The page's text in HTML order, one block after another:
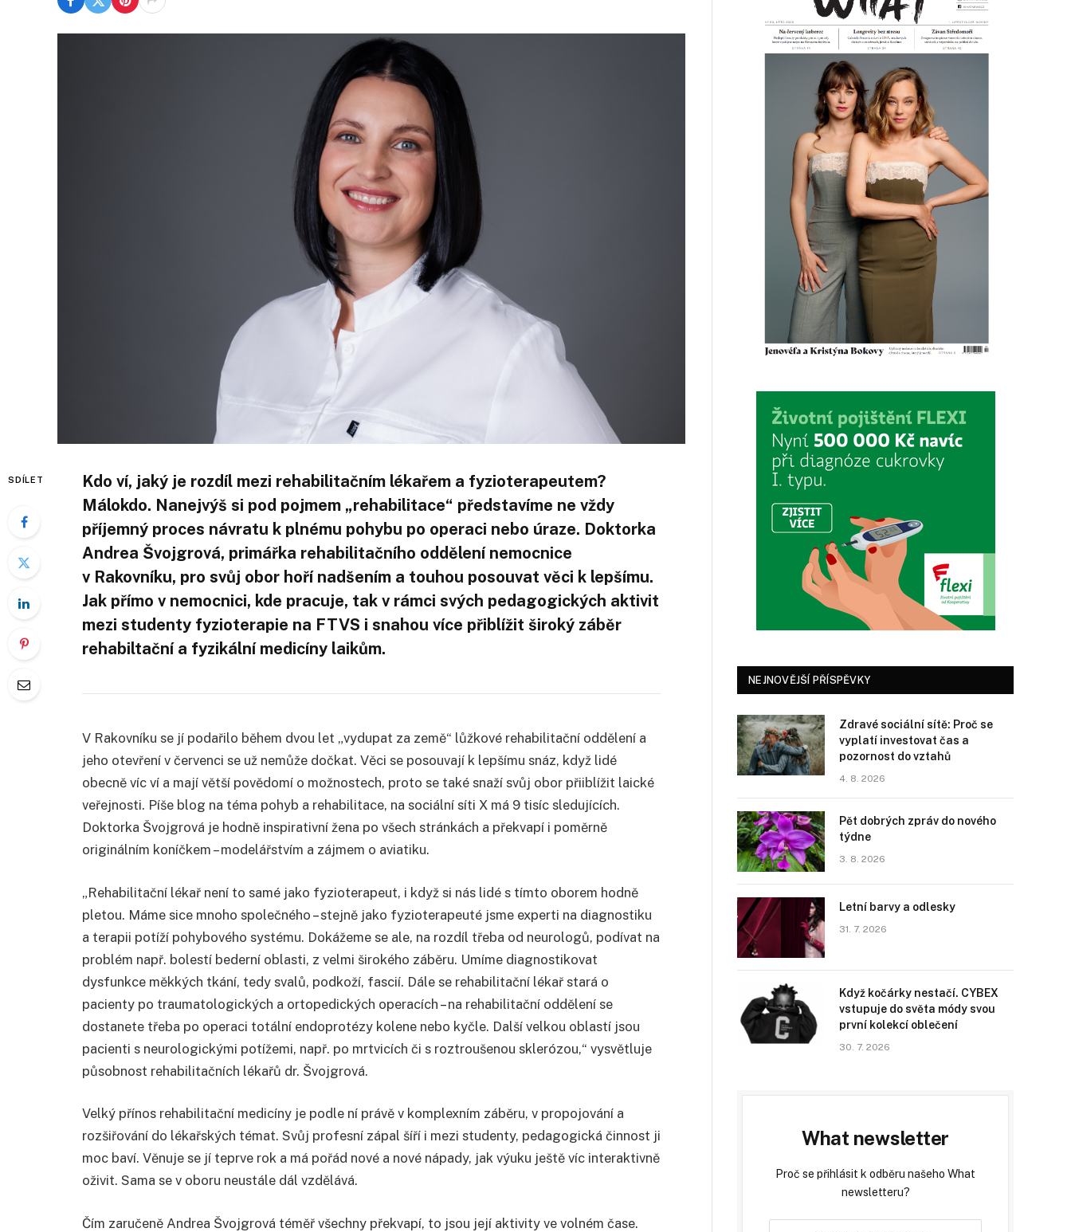
SDÍLET
Kdo ví, jaký je rozdíl mezi rehabilitačním lékařem a fyzioterapeutem?
Málokdo. Nanejvýš si pod pojmem „rehabilitace“ představíme ne vždy
příjemný proces návratu k plnému pohybu po operaci nebo úraze. Doktorka
Andrea Švojgrová, primářka rehabilitačního oddělení nemocnice
v Rakovníku, pro svůj obor hoří nadšením a touhou posouvat věci k lepšímu.
Jak přímo v nemocnici, kde pracuje, tak v rámci svých pedagogických aktivit
mezi studenty fyzioterapie na FTVS i snahou více přiblížit široký záběr
rehabiltační a fyzikální medicíny laikům.
V Rakovníku se jí podařilo během dvou let „vydupat za země“ lůžkové rehabilitační oddělení a
jeho otevření v červenci se už nemůže dočkat. Věci se posouvají k lepšímu snáz, když lidé
obecně víc ví a mají větší povědomí o možnostech, proto se také snaží svůj obor přiiblížit laické
veřejnosti. Píše blog na téma pohyb a rehabilitace, na sociální síti X má 9 tisíc sledujících.
Doktorka Švojgrová je hodně inspirativní žena po všech stránkách a překvapí i poměrně
originálním koníčkem – modelářstvím a zájmem o aviatiku.
„Rehabilitační lékař není to samé jako fyzioterapeut, i když si nás lidé s tímto oborem hodně
pletou. Máme sice mnoho společného –stejně jako fyzioterapeuté jsme experti na diagnostiku
a terapii potíží pohybového systému. Dokážeme se ale, na rozdíl třeba od neurologů, podívat na
problém např. bolestí bederní oblasti, z velmi širokého záběru. Umíme diagnostikovat
dysfunkce měkkých tkání, tedy svalů, podkoží, fascií. Dále se rehabilitační lékař stará o
pacienty po traumatologických a ortopedických operacích –na rehabilitační oddělení se
dostanete třeba po operaci totální endoprotézy kolene nebo kyčle. Další velkou oblastí jsou
pacienti s neurologickými potížemi, např. po mrtvicích či s roztroušenou sklerózou,“ vysvětluje
působnost rehabilitačních lékařů dr. Švojgrová.
Velký přínos rehabilitační medicíny je podle ní právě v komplexním záběru, v propojování a
rozšiřování do lékařských témat. Svůj profesní zápal šíří i mezi studenty, pedagogická činnost ji
moc baví. Věnuje se jí teprve rok a má pořád nové a nové nápady, jak výuku ještě víc interaktivně
oživit. Sama se v oboru neustále dál vzdělává.
Čím zaručeně Andrea Švojgrová téměř všechny překvapí, to jsou její aktivity ve volném čase.
NEJNOVĚJŠÍ PŘÍSPĚVKY
Zdravé sociální sítě: Proč se
vyplatí investovat čas a
pozornost do vztahů
4. 8. 2026
Pět dobrých zpráv do nového
týdne
3. 8. 2026
Letní barvy a odlesky
31. 7. 2026
Když kočárky nestačí. CYBEX
vstupuje do světa módy svou
první kolekcí oblečení
30. 7. 2026
What newsletter
Proč se přihlásit k odběru našeho What
newsletteru?